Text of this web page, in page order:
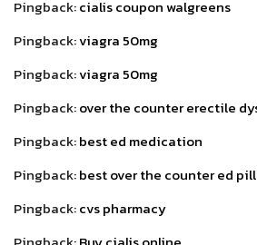
Pingback:cialis coupon walgreens
Pingback:viagra 50mg
Pingback:viagra 50mg
Pingback:over the counter erectile
Pingback:best ed medication
Pingback:best over the counter ed
Pingback:cvs pharmacy